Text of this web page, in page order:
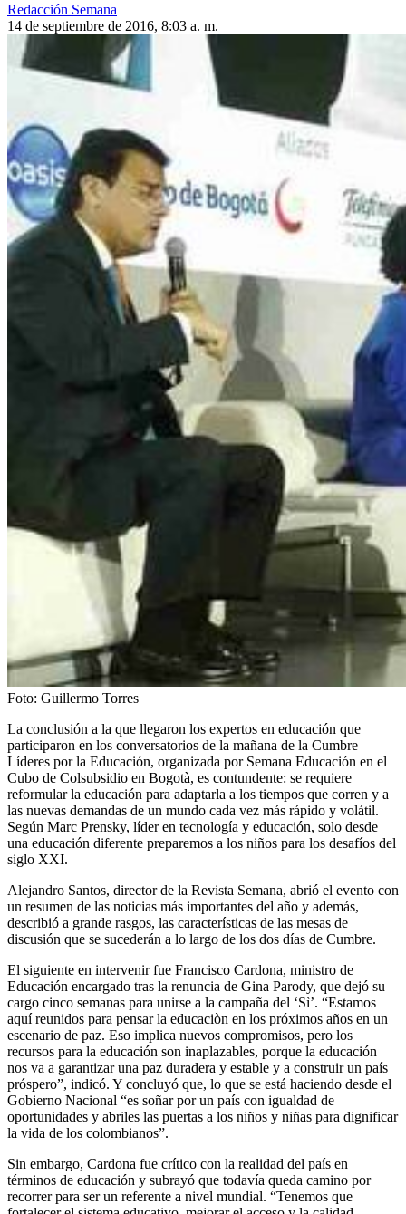
Redacción Semana
14 de septiembre de 2016, 8:03 a. m.
Foto: Guillermo Torres
La conclusión a la que llegaron los expertos en educación que
participaron en los conversatorios de la mañana de la Cumbre
Líderes por la Educación, organizada por Semana Educación en el
Cubo de Colsubsidio en Bogotà, es contundente: se requiere
reformular la educación para adaptarla a los tiempos que corren y a
las nuevas demandas de un mundo cada vez más rápido y volátil.
Según Marc Prensky, líder en tecnología y educación, solo desde
una educación diferente preparemos a los niños para los desafíos del
siglo XXI.
Alejandro Santos, director de la Revista Semana, abrió el evento con
un resumen de las noticias más importantes del año y además,
describió a grande rasgos, las características de las mesas de
discusión que se sucederán a lo largo de los dos días de Cumbre.
El siguiente en intervenir fue Francisco Cardona, ministro de
Educación encargado tras la renuncia de Gina Parody, que dejó su
cargo cinco semanas para unirse a la campaña del ‘Sì’. “Estamos
aquí reunidos para pensar la educaciòn en los próximos años en un
escenario de paz. Eso implica nuevos compromisos, pero los
recursos para la educación son inaplazables, porque la educación
nos va a garantizar una paz duradera y estable y a construir un país
próspero”, indicó. Y concluyó que, lo que se está haciendo desde el
Gobierno Nacional “es soñar por un país con igualdad de
oportunidades y abriles las puertas a los niños y niñas para dignificar
la vida de los colombianos”.
Sin embargo, Cardona fue crítico con la realidad del país en
términos de educación y subrayó que todavía queda camino por
recorrer para ser un referente a nivel mundial. “Tenemos que